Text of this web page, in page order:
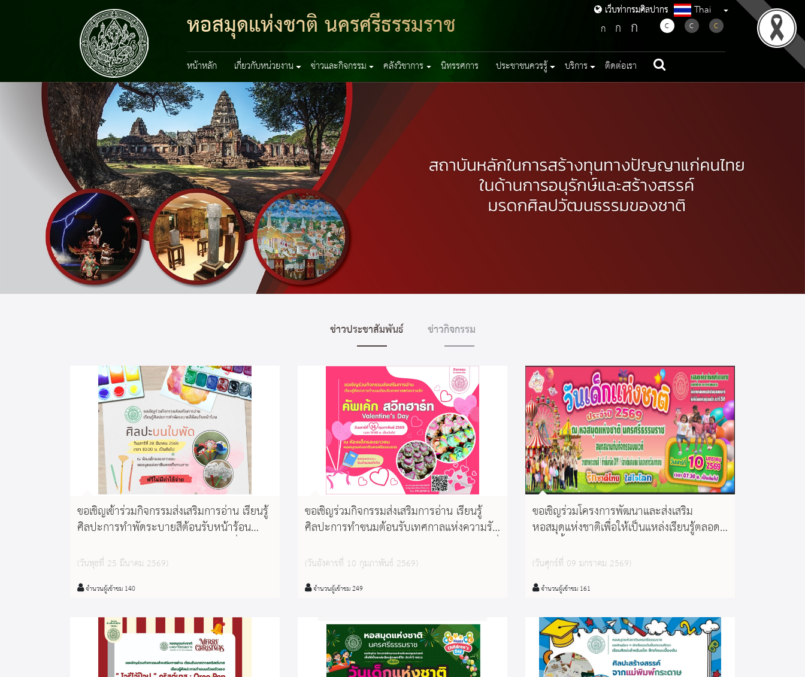
เว็บท่ากรมศิลปากร
หอสมุดแห่งชาติ นครศรีธรรมราช เว็บท่ากรมศิลปากร Thai
ก ก ก C C C
หน้าหลัก เกี่ยวกับหน่วยงาน ข่าวและกิจกรรม คลังวิชาการ นิทรรศการ ประชาชนควรรู้ บริการ ติดต่อเรา
ข่าวประชาสัมพันธ์ ข่าวกิจกรรม
ขอเชิญเข้าร่วมกิจกรรมส่งเสริมการอ่าน เรียนรู้
ศิลปะการทำพัดระบายสีต้อนรับหน้าร้อน
มีนาคม 2569 เวลา 10.00 น. เป็นต้นไป รับ
จำนวนจำกัด ณ ห้องเด็กและเยาวชน
หอสมุดแห่งชาตินครศรีธรรมราช
(วันพุธที่ 25 มีนาคม 2569)
จำนวนผู้เข้าชม 140
ขอเชิญร่วมกิจกรรมส่งเสริมการอ่าน เรียนรู้
ศิลปะการทำขนมต้อนรับเทศกาลแห่งความรัก
14 กุมภาพันธ์ 2569 กิจกรรม คัพเค้ก สวีท
ฮาร์ท : Valentine's Day รับจำนวนจำกัด
สมัครได้ตั้งแต่วันนี้เป็นต้นไป
(วันอังคารที่ 10 กุมภาพันธ์ 2569)
จำนวนผู้เข้าชม 249
ขอเชิญร่วมโครงการพัฒนาและส่งเสริม
หอสมุดแห่งชาติเพื่อให้เป็นแหล่งเรียนรู้ตลอด
๒๕๖๙ นื่องในวันเด็กแห่งชาติ วันเสาร์ที่ ๑๐
มกราคม ๒๕๖๘ ณ หอสมุดแห่งชาติ
นครศรีธรรมราช ตั้งแต่เวลา ๐๗.๓๐ น.
(วันศุกร์ที่ 09 มกราคม 2569)
จำนวนผู้เข้าชม 161